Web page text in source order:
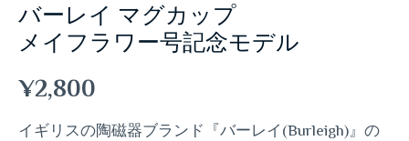
バーレイ マグカップ
メイフラワー号記念モデル
¥2,800
イギリスの陶磁器ブランド『バーレイ(Burleigh)』の